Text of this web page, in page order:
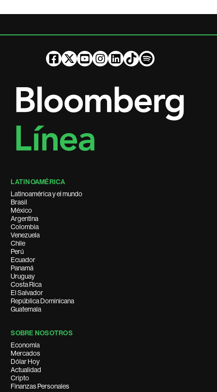
LATINOAMÉRICA
Latinoamérica y el mundo
Brasil
México
Argentina
Colombia
Venezuela
Chile
Perú
Ecuador
Panamá
Uruguay
Costa Rica
El Salvador
República Dominicana
Guatemala
SOBRE NOSOTROS
Economía
Mercados
Dólar Hoy
Actualidad
Cripto
Finanzas Personales